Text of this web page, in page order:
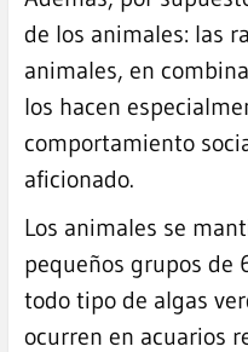
de los animales: las
animales, en
los hacen
comportamiento
aficionado.
Los animales se
pequeños grupos de
todo tipo de algas
ocurren en acuarios